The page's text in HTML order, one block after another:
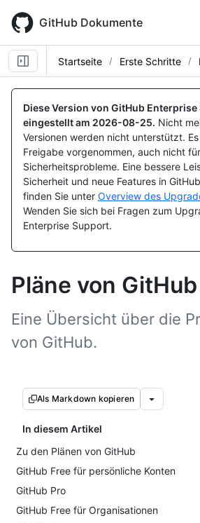
main
content
GitHub Dokumente
Startseite Erste Schritte
Diese Version von GitHub
eingestellt am 2026-08-25. Nicht
Versionen werden nicht unterstützt.
Freigabe vorgenommen, auch nicht
Sicherheitsprobleme. Eine bessere
Sicherheit und neue Features in
finden Sie unter Overview des
Wenden Sie sich bei Fragen zum
Enterprise Support.
Pläne von GitHub
Eine Übersicht über die
von GitHub.
Als Markdown kopieren
In diesem Artikel
Zu den Plänen von GitHub
GitHub Free für persönliche Konten
GitHub Pro
GitHub Free für Organisationen